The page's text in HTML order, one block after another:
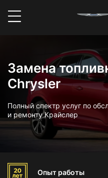
Замена
Chrysler
Полный спектр услуг по
и ремонту Крайслер
Опыт работы